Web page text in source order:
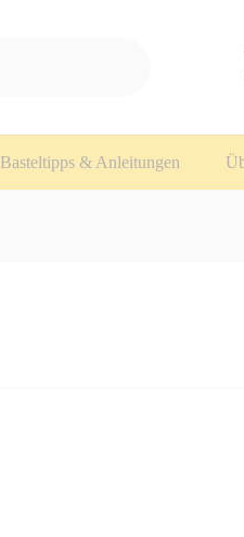
Basteltipps & Anleitungen